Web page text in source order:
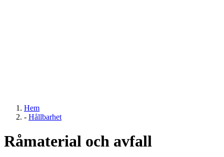
Hem
- Hållbarhet
Råmaterial och avfall